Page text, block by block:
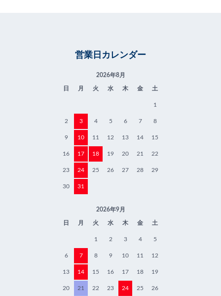
営業日カレンダー
2026年8月
日 月 火 水 木 金 土
1
2 3 4 5 6 7 8
9 10 11 12 13 14 15
16 17 18 19 20 21 22
23 24 25 26 27 28 29
30 31
2026年9月
日 月 火 水 木 金 土
1 2 3 4 5
6 7 8 9 10 11 12
13 14 15 16 17 18 19
20 21 22 23 24 25 26